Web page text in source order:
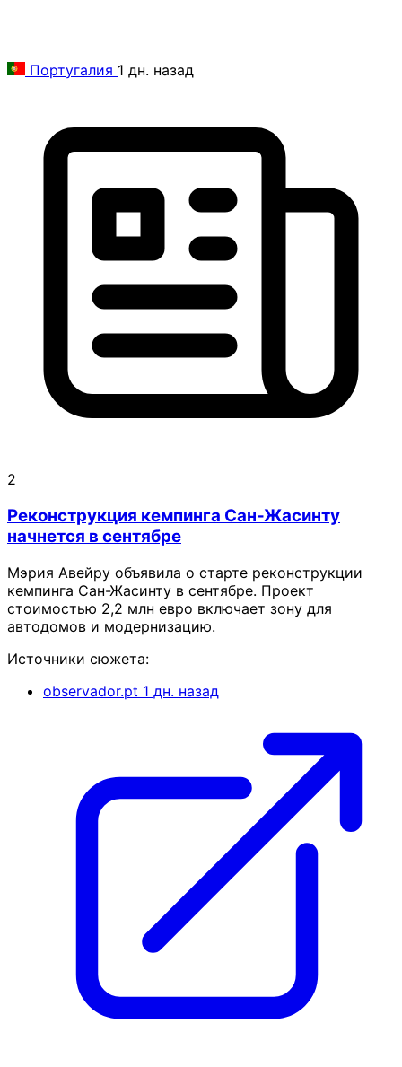
Португалия 1 дн. назад
2
Реконструкция кемпинга Сан-Жасинту
начнется в сентябре
Мэрия Авейру объявила о старте реконструкции
кемпинга Сан-Жасинту в сентябре. Проект
стоимостью 2,2 млн евро включает зону для
автодомов и модернизацию.
Источники сюжета:
observador.pt 1 дн. назад